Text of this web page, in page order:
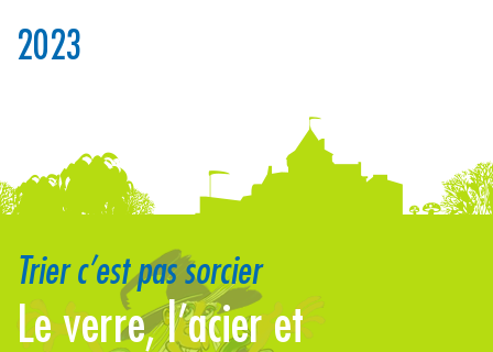
2023
Trier c’est pas sorcier
Le verre, l’acier et